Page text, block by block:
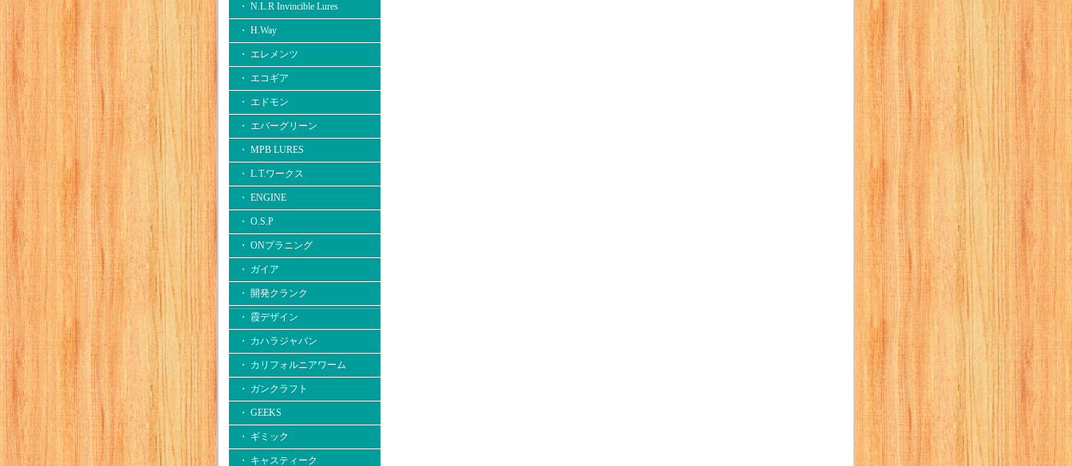
・ N.L.R Invincible Lures
・ H.Way
・ エレメンツ
・ エコギア
・ エドモン
・ エバーグリーン
・ MPB LURES
・ L.T.ワークス
・ ENGINE
・ O.S.P
・ ONプラニング
・ ガイア
・ 開発クランク
・ 霞デザイン
・ カハラジャパン
・ カリフォルニアワーム
・ ガンクラフト
・ GEEKS
・ ギミック
・ キャスティーク